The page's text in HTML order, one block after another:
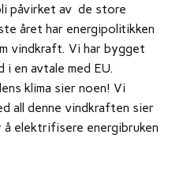
påvirket av de store
året har energipolitikken
vindkraft. Vi har bygget
en avtale med EU.
klima sier noen! Vi
all denne vindkraften sier
å elektrifisere energibruken